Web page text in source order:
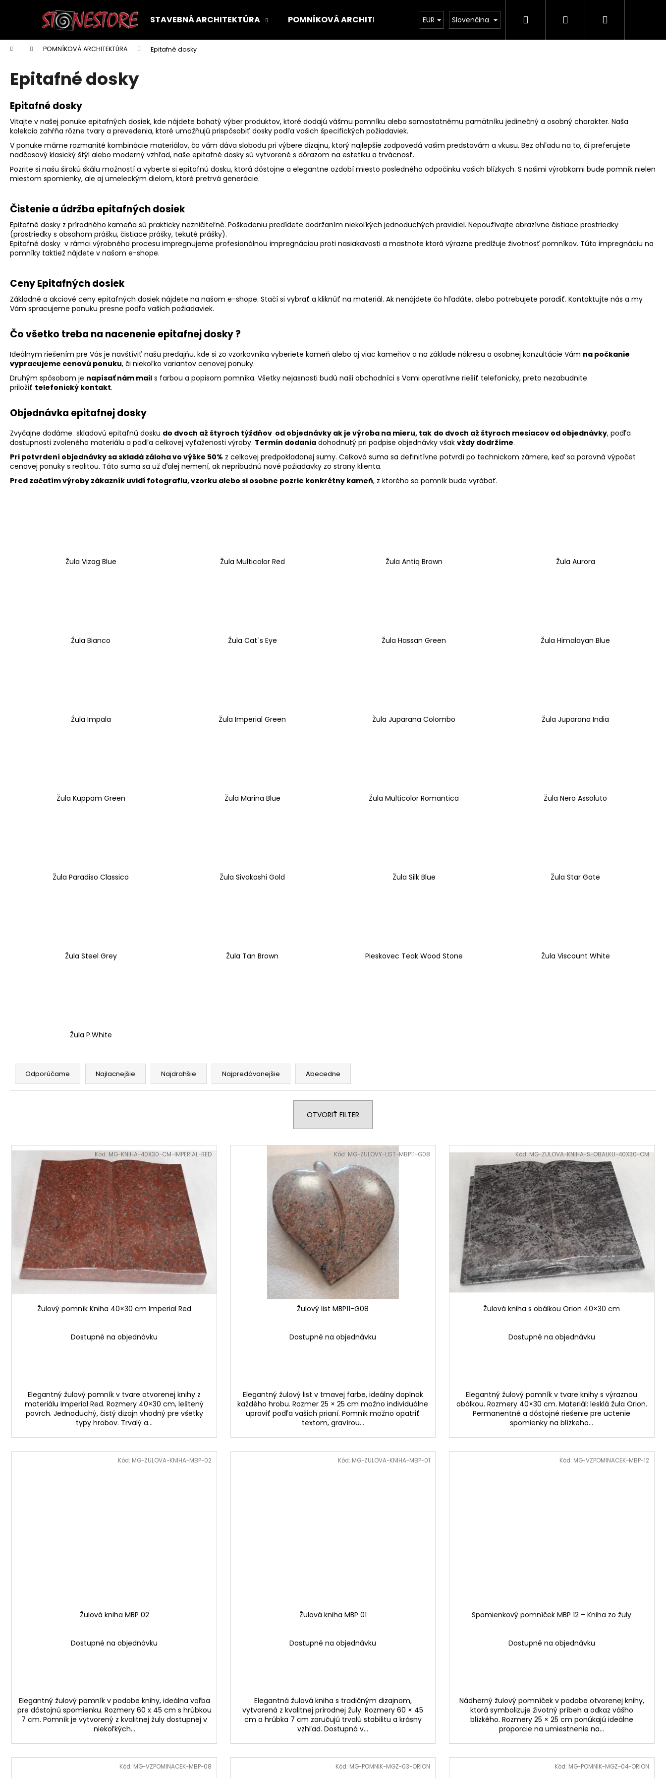
STAVEBNÁ ARCHITEKTÚRA POMNÍKOVÁ ARCHITEKTÚRA O NÁS Kamenárstvo STONESTORE – Cenník
EUR Slovenčina Hľadať PrihlásenieNákupný
Domov POMNÍKOVÁ ARCHITEKTÚRA Epitafné dosky
Epitafné dosky
Epitafné dosky
Vitajte v našej ponuke epitafných dosiek, kde nájdete bohatý výber produktov, ktoré dodajú vášmu pomníku alebo samostatnému pamätníku jedinečný a osobný charakter. Naša
kolekcia zahŕňa rôzne tvary a prevedenia, ktoré umožňujú prispôsobiť dosky podľa vašich špecifických požiadaviek.
V ponuke máme rozmanité kombinácie materiálov, čo vám dáva slobodu pri výbere dizajnu, ktorý najlepšie zodpovedá vašim predstavám a vkusu. Bez ohľadu na to, či preferujete
nadčasový klasický štýl alebo moderný vzhľad, naše epitafné dosky sú vytvorené s dôrazom na estetiku a trvácnosť.
Pozrite si našu širokú škálu možností a vyberte si epitafnú dosku, ktorá dôstojne a elegantne ozdobí miesto posledného odpočinku vašich blízkych. S našimi výrobkami bude pomník nielen
miestom spomienky, ale aj umeleckým dielom, ktoré pretrvá generácie.
Čistenie a údržba epitafných dosiek
Epitafné dosky z prírodného kameňa sú prakticky nezničiteľné. Poškodeniu predídete dodržaním niekoľkých jednoduchých pravidiel. Nepoužívajte abrazívne čistiace prostriedky
(prostriedky s obsahom prášku, čistiace prášky, tekuté prášky).
Epitafné dosky v rámci výrobného procesu impregnujeme profesionálnou impregnáciou proti nasiakavosti a mastnote ktorá výrazne predlžuje životnosť pomníkov. Túto impregnáciu na
pomníky taktiež nájdete v našom e-shope.
Ceny Epitafných dosiek
Základné a akciové ceny epitafných dosiek nájdete na našom e-shope. Stačí si vybrať a kliknúť na materiál. Ak nenájdete čo hľadáte, alebo potrebujete poradiť. Kontaktujte nás a my
Vám spracujeme ponuku presne podľa vašich požiadaviek.
Čo všetko treba na nacenenieepitafnej dosky ?
Ideálnym riešením pre Vás je navštíviť našu predajňu, kde si zo vzorkovníka vyberiete kameň alebo aj viac kameňov a na základe nákresu a osobnej konzultácie Vám na počkanie
vypracujeme cenovú ponuku, či niekoľko variantov cenovej ponuky.
Druhým spôsobom je napísať nám mail s farbou a popisom pomníka. Všetky nejasnosti budú naši obchodníci s Vami operatívne riešiť telefonicky, preto nezabudnite
priložiť telefonický kontakt.
Objednávka epitafnej dosky
Zvyčajne dodáme skladovú epitafnú dosku do dvoch až štyroch týždňov od objednávky ak je výroba na mieru, tak do dvoch až štyroch mesiacov od objednávky, podľa
dostupnosti zvoleného materiálu a podľa celkovej vyťaženosti výroby. Termín dodania dohodnutý pri podpise objednávky však vždy dodržíme.
Pri potvrdení objednávky sa skladá záloha vo výške 50% z celkovej predpokladanej sumy. Celková suma sa definitívne potvrdí po technickom zámere, keď sa porovná výpočet
cenovej ponuky s realitou. Táto suma sa už ďalej nemení, ak nepribudnú nové požiadavky zo strany klienta.
Pred začatím výroby zákazník uvidí fotografiu, vzorku alebo si osobne pozrie konkrétny kameň, z ktorého sa pomník bude vyrábať.
Žula Vizag Blue Žula Multicolor Red Žula Antiq Brown Žula Aurora
Žula Bianco Žula Cat´s Eye Žula Hassan Green Žula Himalayan Blue
Žula Impala Žula Imperial Green Žula Juparana Colombo Žula Juparana India
Žula Kuppam Green Žula Marina Blue Žula Multicolor Romantica Žula Nero Assoluto
Žula Paradiso Classico Žula Sivakashi Gold Žula Silk Blue Žula Star Gate
Žula Steel Grey Žula Tan Brown Pieskovec Teak Wood Stone Žula Viscount White
Žula P.White
R
d
p
Odporúčame Najlacnejšie Najdrahšie Najpredávanejšie Abecedne
OTVORIŤ FILTER
V
d
o
Žulový pomník Kniha 40×30 cm Imperial Red
Dostupné na objednávku
Elegantný žulový pomník v tvare otvorenej knihy z
materiálu Imperial Red. Rozmery 40×30 cm, leštený
povrch. Jednoduchý, čistý dizajn vhodný pre všetky
typy hrobov. Trvalý a...
Kód: MG-KNIHA-40X30-CM-IMPERIAL-RED
Žulový list MBP11-G08
Dostupné na objednávku
Elegantný žulový list v tmavej farbe, ideálny doplnok
každého hrobu. Rozmer 25 × 25 cm možno individuálne
upraviť podľa vašich prianí. Pomník možno opatriť
textom, gravírou...
Kód: MG-ZULOVY-LIST-MBP11-G08
Žulová kniha s obálkou Orion 40×30 cm
Dostupné na objednávku
Elegantný žulový pomník v tvare knihy s výraznou
obálkou. Rozmery 40×30 cm. Materiál: lesklá žula Orion.
Permanentné a dôstojné riešenie pre uctenie
spomienky na blízkeho...
Kód:MG-ZULOVA-KNIHA-S-OBALKU-40X30-CM
Žulová kniha MBP 02
Dostupné na objednávku
Elegantný žulový pomník v podobe knihy, ideálna voľba
pre dôstojnú spomienku. Rozmery 60 x 45 cm s hrúbkou
7 cm. Pomník je vytvorený z kvalitnej žuly dostupnej v
niekoľkých...
Kód: MG-ZULOVA-KNIHA-MBP-02
Žulová kniha MBP 01
Dostupné na objednávku
Elegantná žulová kniha s tradičným dizajnom,
vytvorená z kvalitnej prírodnej žuly. Rozmery 60 × 45
cm a hrúbka 7 cm zaručujú trvalú stabilitu a krásny
vzhľad. Dostupná v...
Kód: MG-ZULOVA-KNIHA-MBP-01
Spomienkový pomníček MBP 12 – Kniha zo žuly
Dostupné na objednávku
Nádherný žulový pomníček v podobe otvorenej knihy,
ktorá symbolizuje životný príbeh a odkaz vášho
blízkého. Rozmery 25 × 25 cm ponúkajú ideálne
proporcie na umiestnenie na...
Kód: MG-VZPOMINACEK-MBP-12
Kód: MG-VZPOMINACEK-MBP-08 Kód: MG-POMNIK-MGZ-03-ORION Kód: MG-POMNIK-MGZ-04-ORION
í
Späť
do
obchodu
Späť
do
obchodu
Odporúčame